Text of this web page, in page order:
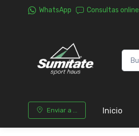
WhatsApp Consultas online
Enviar a ... Inicio